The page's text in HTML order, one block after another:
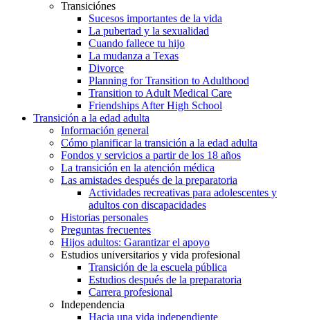
Transiciónes
Sucesos importantes de la vida
La pubertad y la sexualidad
Cuando fallece tu hijo
La mudanza a Texas
Divorce
Planning for Transition to Adulthood
Transition to Adult Medical Care
Friendships After High School
Transición a la edad adulta
Información general
Cómo planificar la transición a la edad adulta
Fondos y servicios a partir de los 18 años
La transición en la atención médica
Las amistades después de la preparatoria
Actividades recreativas para adolescentes y
adultos con discapacidades
Historias personales
Preguntas frecuentes
Hijos adultos: Garantizar el apoyo
Estudios universitarios y vida profesional
Transición de la escuela pública
Estudios después de la preparatoria
Carrera profesional
Independencia
Hacia una vida independiente